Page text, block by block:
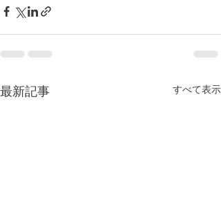
最新記事 すべて表示